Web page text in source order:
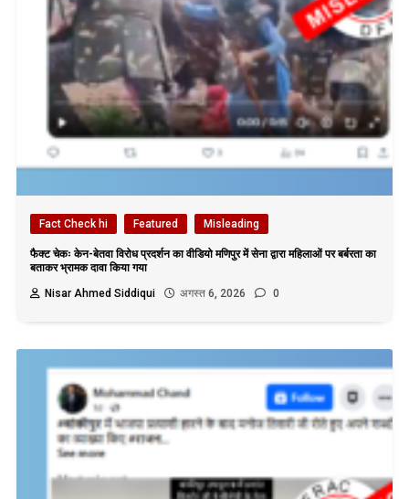
Fact Check hi Featured Misleading
फैक्ट चेकः केन-बेतवा विरोध प्रदर्शन का वीडियो मणिपुर में सेना द्वारा महिलाओं पर बर्बरता का
बताकर भ्रामक दावा किया गया
Nisar Ahmed Siddiqui
अगस्त 6, 2026 0